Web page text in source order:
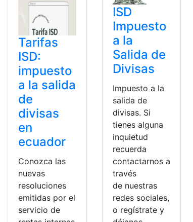
Tarifas
ISD:
impuesto
a la salida
de
divisas
en
ecuador
Conozca las
nuevas
resoluciones
emitidas por el
servicio de
ISD
Impuesto
a la
Salida de
Divisas
Impuesto a la
salida de
divisas. Si
tienes alguna
inquietud
recuerda
contactarnos a
través
de nuestras
redes sociales,
o regístrate y